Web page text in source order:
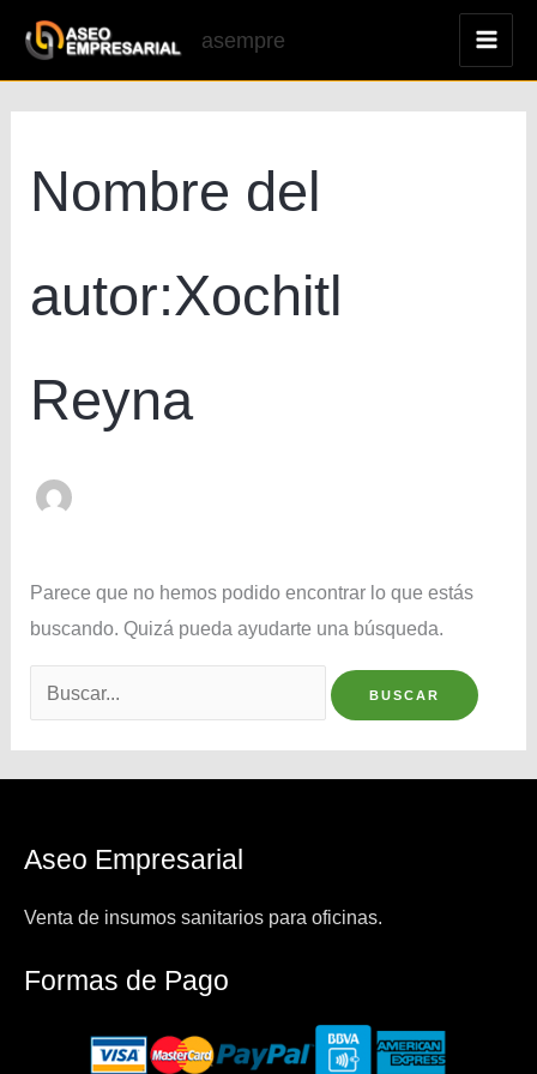
contenido
asempre
Nombre del
autor:Xochitl
Reyna
Parece que no hemos podido encontrar lo que estás
buscando. Quizá pueda ayudarte una búsqueda.
Buscar
por:
Aseo Empresarial
Venta de insumos sanitarios para oficinas.
Formas de Pago